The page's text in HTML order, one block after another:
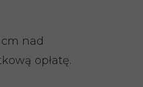
nad
opłatę.